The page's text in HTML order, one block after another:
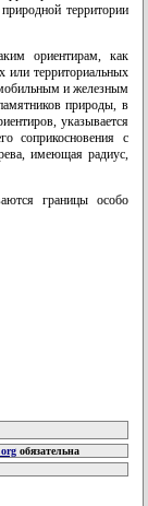
территории
ориентирам, как
или территориальных
и железным
природы, в
указывается
соприкосновения с
имеющая радиус,
границы особо
обязательна